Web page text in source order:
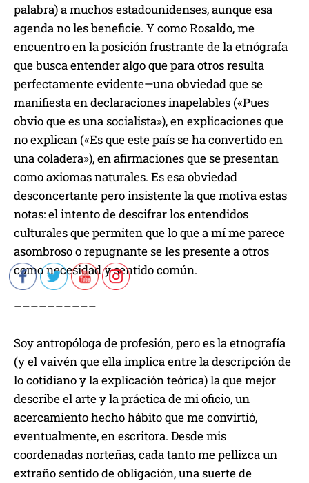
palabra) a muchos estadounidenses, aunque esa
agenda no les beneficie. Y como Rosaldo, me
encuentro en la posición frustrante de la etnógrafa
que busca entender algo que para otros resulta
perfectamente evidente—una obviedad que se
manifiesta en declaraciones inapelables («Pues
obvio que es una socialista»), en explicaciones que
no explican («Es que este país se ha convertido en
una coladera»), en afirmaciones que se presentan
como axiomas naturales. Es esa obviedad
desconcertante pero insistente la que motiva estas
notas: el intento de descifrar los entendidos
culturales que permiten que lo que a mí me parece
asombroso o repugnante se les presente a otros
como necesidad y sentido común.
––––––––––
Soy antropóloga de profesión, pero es la etnografía
(y el vaivén que ella implica entre la descripción de
lo cotidiano y la explicación teórica) la que mejor
describe el arte y la práctica de mi oficio, un
acercamiento hecho hábito que me convirtió,
eventualmente, en escritora. Desde mis
coordenadas norteñas, cada tanto me pellizca un
extraño sentido de obligación, una suerte de